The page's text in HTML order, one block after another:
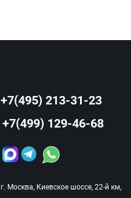
+7(495) 213-31-23
+7(499) 129-46-68
г. Москва, Киевское шоссе, 22-й км,